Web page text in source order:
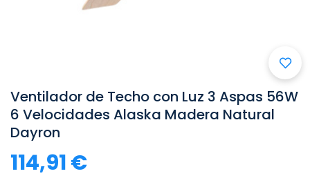
Ventilador de Techo con Luz 3 Aspas 56W
6 Velocidades Alaska Madera Natural
Dayron
114,91 €